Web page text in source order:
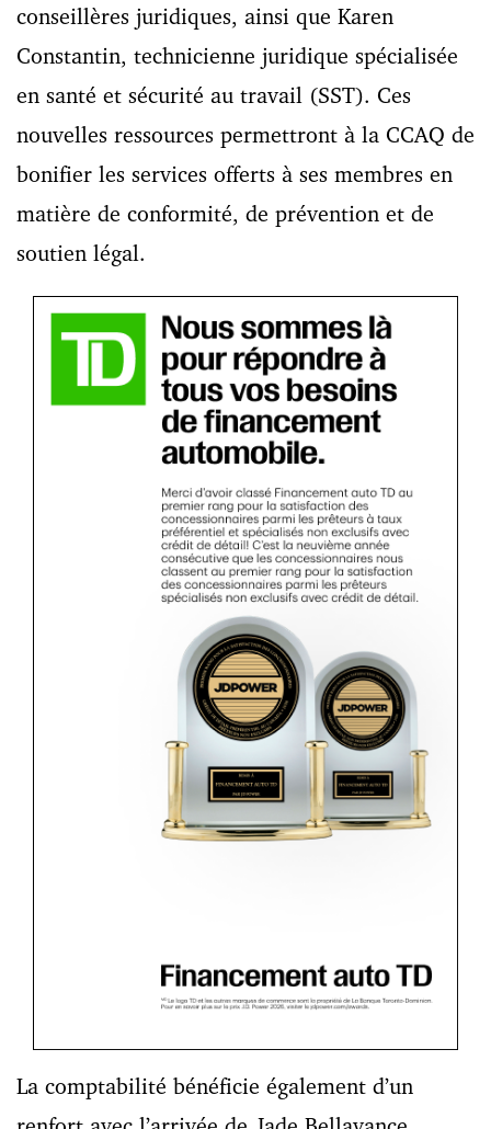
conseillères juridiques, ainsi que Karen
Constantin, technicienne juridique spécialisée
en santé et sécurité au travail (SST). Ces
nouvelles ressources permettront à la CCAQ de
bonifier les services offerts à ses membres en
matière de conformité, de prévention et de
soutien légal.
La comptabilité bénéficie également d’un